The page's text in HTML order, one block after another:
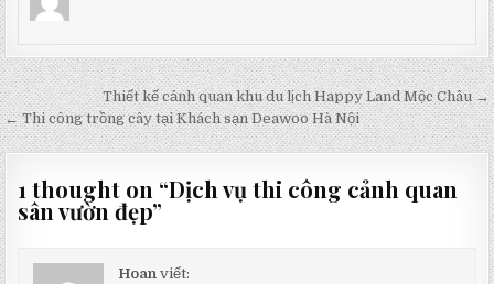
Điều
hướng
bài
viết
Thiết kế cảnh quan khu du lịch Happy Land Mộc Châu →
← Thi công trồng cây tại Khách sạn Deawoo Hà Nội
1 thought on “Dịch vụ thi công cảnh quan
sân vườn đẹp”
Hoan viết: